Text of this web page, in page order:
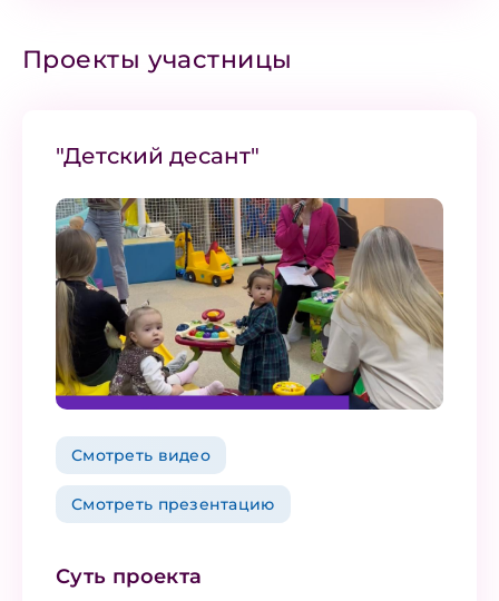
Проекты участницы
"Детский десант"
Смотреть видео
Смотреть презентацию
Суть проекта